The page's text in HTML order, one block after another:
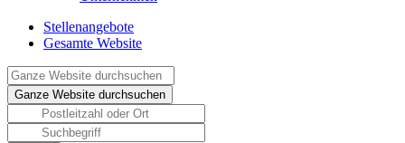
Stellenangebote
Gesamte Website